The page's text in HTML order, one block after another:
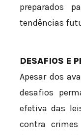
preparados
tendências
DESAFIOS E
Apesar dos
desafios
efetiva das
contra